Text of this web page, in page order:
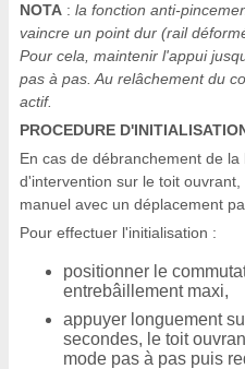
NOTA : la fonction anti-
vaincre un point dur (rail
Pour cela, maintenir l'appui
pas à pas. Au relâchement du
actif.
PROCEDURE
En cas de débranchement de
d'intervention sur le toit
manuel avec un déplacement
Pour effectuer l'initialisation :
positionner le
entrebâillement maxi,
appuyer longuement
secondes, le toit
mode pas à pas puis